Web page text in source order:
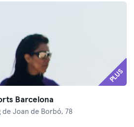
PLUS
Barcelona
de Joan de Borbó, 78